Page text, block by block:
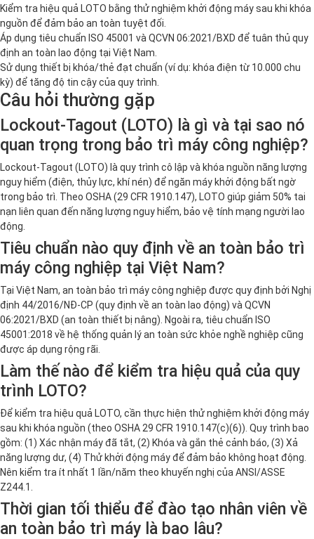
Kiểm tra hiệu quả LOTO bằng thử nghiệm khởi động máy sau khi khóa
nguồn để đảm bảo an toàn tuyệt đối.
Áp dụng tiêu chuẩn ISO 45001 và QCVN 06:2021/BXD để tuân thủ quy
định an toàn lao động tại Việt Nam.
Sử dụng thiết bị khóa/thẻ đạt chuẩn (ví dụ: khóa điện từ 10.000 chu
kỳ) để tăng độ tin cậy của quy trình.
Câu hỏi thường gặp
Lockout-Tagout (LOTO) là gì và tại sao nó
quan trọng trong bảo trì máy công nghiệp?
Lockout-Tagout (LOTO) là quy trình cô lập và khóa nguồn năng lượng
nguy hiểm (điện, thủy lực, khí nén) để ngăn máy khởi động bất ngờ
trong bảo trì. Theo OSHA (29 CFR 1910.147), LOTO giúp giảm 50% tai
nạn liên quan đến năng lượng nguy hiểm, bảo vệ tính mạng người lao
động.
Tiêu chuẩn nào quy định về an toàn bảo trì
máy công nghiệp tại Việt Nam?
Tại Việt Nam, an toàn bảo trì máy công nghiệp được quy định bởi Nghị
định 44/2016/NĐ-CP (quy định về an toàn lao động) và QCVN
06:2021/BXD (an toàn thiết bị nâng). Ngoài ra, tiêu chuẩn ISO
45001:2018 về hệ thống quản lý an toàn sức khỏe nghề nghiệp cũng
được áp dụng rộng rãi.
Làm thế nào để kiểm tra hiệu quả của quy
trình LOTO?
Để kiểm tra hiệu quả LOTO, cần thực hiện thử nghiệm khởi động máy
sau khi khóa nguồn (theo OSHA 29 CFR 1910.147(c)(6)). Quy trình bao
gồm: (1) Xác nhận máy đã tắt, (2) Khóa và gắn thẻ cảnh báo, (3) Xả
năng lượng dư, (4) Thử khởi động máy để đảm bảo không hoạt động.
Nên kiểm tra ít nhất 1 lần/năm theo khuyến nghị của ANSI/ASSE
Z244.1.
Thời gian tối thiểu để đào tạo nhân viên về
an toàn bảo trì máy là bao lâu?